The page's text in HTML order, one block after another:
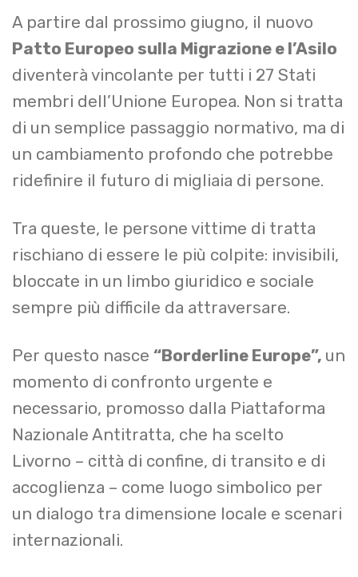
A partire dal prossimo giugno, il nuovo
Patto Europeo sulla Migrazione e l’Asilo
diventerà vincolante per tutti i 27 Stati
membri dell’Unione Europea. Non si tratta
di un semplice passaggio normativo, ma di
un cambiamento profondo che potrebbe
ridefinire il futuro di migliaia di persone.
Tra queste, le persone vittime di tratta
rischiano di essere le più colpite: invisibili,
bloccate in un limbo giuridico e sociale
sempre più difficile da attraversare.
Per questo nasce “Borderline Europe”, un
momento di confronto urgente e
necessario, promosso dalla Piattaforma
Nazionale Antitratta, che ha scelto
Livorno – città di confine, di transito e di
accoglienza – come luogo simbolico per
un dialogo tra dimensione locale e scenari
internazionali.